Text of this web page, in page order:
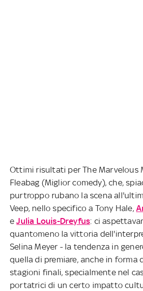
Ottimi risultati per The Marvelous
Fleabag (Miglior comedy), che,
purtroppo rubano la scena
Veep, nello specifico a Tony Hale,
eJulia Louis-Dreyfus: ci
quantomeno la vittoria
Selina Meyer - la tendenza in
quella di premiare, anche in forma
stagioni finali, specialmente nel
portatrici di un certo impatto